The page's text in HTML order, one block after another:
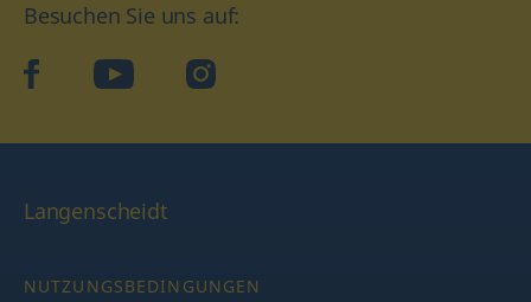
Besuchen Sie uns auf:
facebookYouTube Instagram
Langenscheidt
NUTZUNGSBEDINGUNGEN